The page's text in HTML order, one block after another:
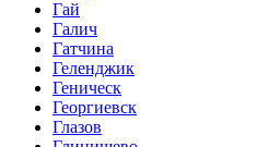
Гай
Галич
Гатчина
Геленджик
Геническ
Георгиевск
Глазов